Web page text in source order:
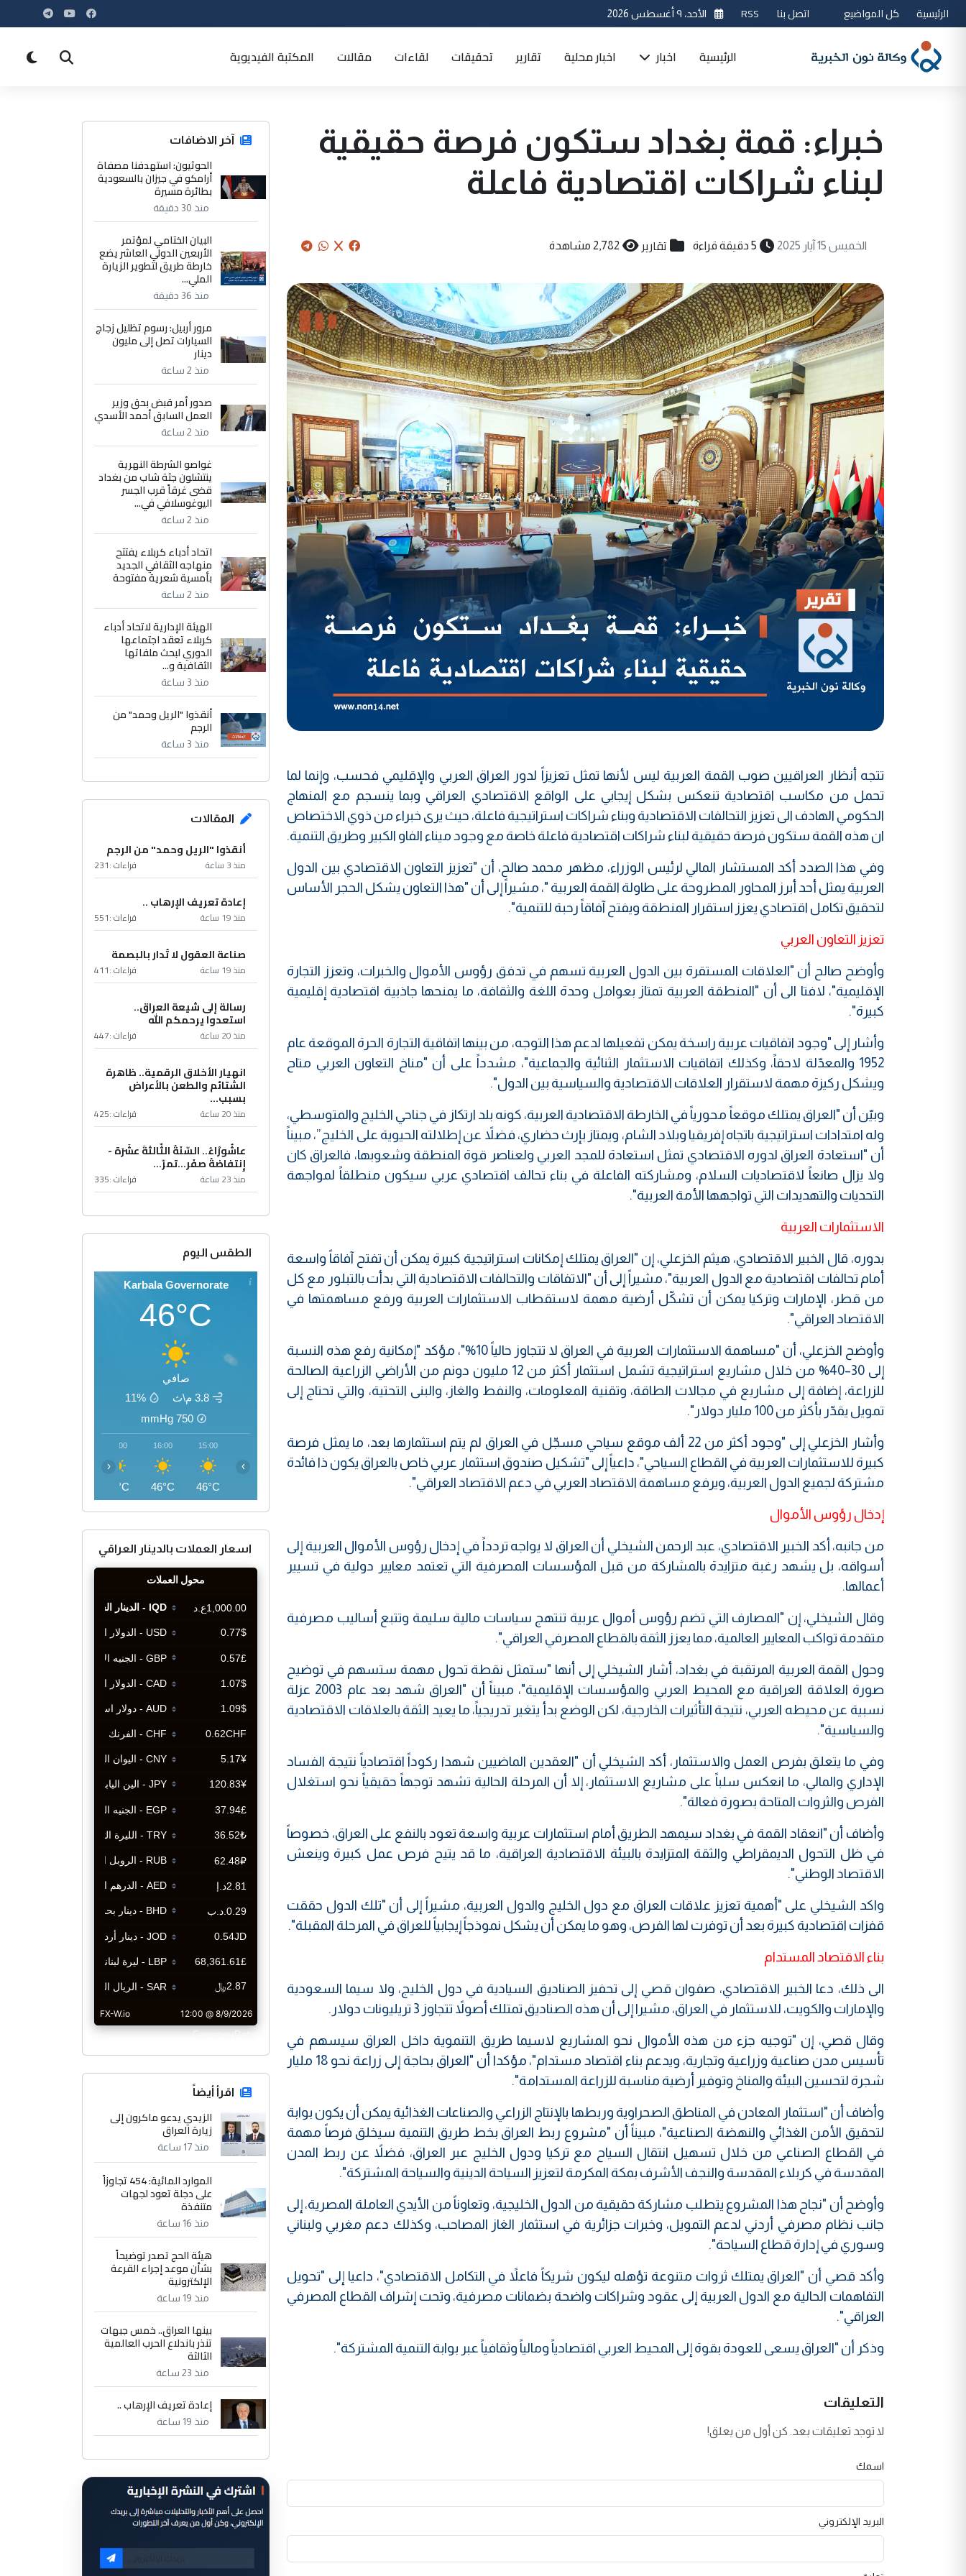
الرئيسية كل المواضيع اتصل بنا RSS الأحد، ٩ أغسطس 2026
الرئيسية اخبار اخبار محلية تقارير تحقيقات لقاءات مقالات المكتبة الفيديوية
خبراء: قمة بغداد ستكون فرصة حقيقية
لبناء شراكات اقتصادية فاعلة
الخميس 15 آيار 2025 5 دقيقة قراءة تقارير 2,782 مشاهدة
تتجه أنظار العراقيين صوب القمة العربية ليس لأنها تمثل تعزيزاً لدور العراق العربي والإقليمي فحسب، وإنما لما
تحمل من مكاسب اقتصادية تنعكس بشكل إيجابي على الواقع الاقتصادي العراقي وبما ينسجم مع المنهاج
الحكومي الهادف الى تعزيز التحالفات الاقتصادية وبناء شراكات استراتيجية فاعلة، حيث يرى خبراء من ذوي الاختصاص
ان هذه القمة ستكون فرصة حقيقية لبناء شراكات اقتصادية فاعلة خاصة مع وجود ميناء الفاو الكبير وطريق التنمية.
وفي هذا الصدد أكد المستشار المالي لرئيس الوزراء، مظهر محمد صالح، أن "تعزيز التعاون الاقتصادي بين الدول
العربية يمثل أحد أبرز المحاور المطروحة على طاولة القمة العربية "، مشيراً إلى أن "هذا التعاون يشكل الحجر الأساس
لتحقيق تكامل اقتصادي يعزز استقرار المنطقة ويفتح آفاقاً رحبة للتنمية".
تعزيز التعاون العربي
وأوضح صالح أن "العلاقات المستقرة بين الدول العربية تسهم في تدفق رؤوس الأموال والخبرات، وتعزز التجارة
الإقليمية"، لافتا الى أن "المنطقة العربية تمتاز بعوامل وحدة اللغة والثقافة، ما يمنحها جاذبية اقتصادية إقليمية
كبيرة".
وأشار إلى "وجود اتفاقيات عربية راسخة يمكن تفعيلها لدعم هذا التوجه، من بينها اتفاقية التجارة الحرة الموقعة عام
1952 والمعدّلة لاحقاً، وكذلك اتفاقيات الاستثمار الثنائية والجماعية"، مشدداً على أن "مناخ التعاون العربي متاح
ويشكل ركيزة مهمة لاستقرار العلاقات الاقتصادية والسياسية بين الدول".
وبيّن أن "العراق يمتلك موقعاً محورياً في الخارطة الاقتصادية العربية، كونه بلد ارتكاز في جناحي الخليج والمتوسطي،
وله امتدادات استراتيجية باتجاه إفريقيا وبلاد الشام، ويمتاز بإرث حضاري، فضلاً عن إطلالته الحيوية على الخليج”، مبيناً
أن "استعادة العراق لدوره الاقتصادي تمثل استعادة للمجد العربي ولعناصر قوة المنطقة وشعوبها، فالعراق كان
ولا يزال صانعاً لاقتصاديات السلام، ومشاركته الفاعلة في بناء تحالف اقتصادي عربي سيكون منطلقاً لمواجهة
التحديات والتهديدات التي تواجهها الأمة العربية".
الاستثمارات العربية
بدوره، قال الخبير الاقتصادي، هيثم الخزعلي، إن "العراق يمتلك إمكانات استراتيجية كبيرة يمكن أن تفتح آفاقاً واسعة
أمام تحالفات اقتصادية مع الدول العربية"، مشيراً إلى أن "الاتفاقات والتحالفات الاقتصادية التي بدأت بالتبلور مع كل
من قطر، الإمارات وتركيا يمكن أن تشكّل أرضية مهمة لاستقطاب الاستثمارات العربية ورفع مساهمتها في
الاقتصاد العراقي".
وأوضح الخزعلي، أن "مساهمة الاستثمارات العربية في العراق لا تتجاوز حالياً 10%"، مؤكد "إمكانية رفع هذه النسبة
إلى 30–40% من خلال مشاريع استراتيجية تشمل استثمار أكثر من 12 مليون دونم من الأراضي الزراعية الصالحة
للزراعة، إضافة إلى مشاريع في مجالات الطاقة، وتقنية المعلومات، والنفط والغاز، والبنى التحتية، والتي تحتاج إلى
تمويل يقدّر بأكثر من 100 مليار دولار".
وأشار الخزعلي إلى "وجود أكثر من 22 ألف موقع سياحي مسجّل في العراق لم يتم استثمارها بعد، ما يمثل فرصة
كبيرة للاستثمارات العربية في القطاع السياحي"، داعياً إلى "تشكيل صندوق استثمار عربي خاص بالعراق يكون ذا فائدة
مشتركة لجميع الدول العربية، ويرفع مساهمة الاقتصاد العربي في دعم الاقتصاد العراقي".
إدخال رؤوس الأموال
من جانبه، أكد الخبير الاقتصادي، عبد الرحمن الشيخلي أن العراق لا يواجه تردداً في إدخال رؤوس الأموال العربية إلى
أسواقه، بل يشهد رغبة متزايدة بالمشاركة من قبل المؤسسات المصرفية التي تعتمد معايير دولية في تسيير
أعمالها.
وقال الشيخلي، إن "المصارف التي تضم رؤوس أموال عربية تنتهج سياسات مالية سليمة وتتبع أساليب مصرفية
متقدمة تواكب المعايير العالمية، مما يعزز الثقة بالقطاع المصرفي العراقي".
وحول القمة العربية المرتقبة في بغداد، أشار الشيخلي إلى أنها "ستمثل نقطة تحول مهمة ستسهم في توضيح
صورة العلاقة العراقية مع المحيط العربي والمؤسسات الإقليمية"، مبيناً أن "العراق شهد بعد عام 2003 عزلة
نسبية عن محيطه العربي، نتيجة التأثيرات الخارجية، لكن الوضع بدأ يتغير تدريجياً، ما يعيد الثقة بالعلاقات الاقتصادية
والسياسية".
وفي ما يتعلق بفرص العمل والاستثمار، أكد الشيخلي أن "العقدين الماضيين شهدا ركوداً اقتصادياً نتيجة الفساد
الإداري والمالي، ما انعكس سلباً على مشاريع الاستثمار، إلا أن المرحلة الحالية تشهد توجهاً حقيقياً نحو استغلال
الفرص والثروات المتاحة بصورة فعالة".
وأضاف أن "انعقاد القمة في بغداد سيمهد الطريق أمام استثمارات عربية واسعة تعود بالنفع على العراق، خصوصاً
في ظل التحول الديمقراطي والثقة المتزايدة بالبيئة الاقتصادية العراقية، ما قد يتيح فرص عمل كبيرة وينعش
الاقتصاد الوطني".
واكد الشيخلي على "أهمية تعزيز علاقات العراق مع دول الخليج والدول العربية، مشيراً إلى أن "تلك الدول حققت
قفزات اقتصادية كبيرة بعد أن توفرت لها الفرص، وهو ما يمكن أن يشكل نموذجاً إيجابياً للعراق في المرحلة المقبلة".
بناء الاقتصاد المستدام
الى ذلك، دعا الخبير الاقتصادي، صفوان قصي إلى تحفيز الصناديق السيادية في دول الخليج، ولا سيما السعودية
والإمارات والكويت، للاستثمار في العراق، مشيرا إلى أن هذه الصناديق تمتلك أصولاً تتجاوز 3 تريليونات دولار.
وقال قصي، إن "توجيه جزء من هذه الأموال نحو المشاريع لاسيما طريق التنموية داخل العراق سيسهم في
تأسيس مدن صناعية وزراعية وتجارية، ويدعم بناء اقتصاد مستدام"، مؤكدا أن "العراق بحاجة إلى زراعة نحو 18 مليار
شجرة لتحسين البيئة والمناخ وتوفير أرضية مناسبة للزراعة المستدامة".
وأضاف أن "استثمار المعادن في المناطق الصحراوية وربطها بالإنتاج الزراعي والصناعات الغذائية يمكن أن يكون بوابة
لتحقيق الأمن الغذائي والنهضة الصناعية"، مبيناً أن "مشروع ربط العراق بخط طريق التنمية سيخلق فرصاً مهمة
في القطاع الصناعي من خلال تسهيل انتقال السياح مع تركيا ودول الخليج عبر العراق، فضلاً عن ربط المدن
المقدسة في كربلاء المقدسة والنجف الأشرف بمكة المكرمة لتعزيز السياحة الدينية والسياحة المشتركة".
وأوضح أن "نجاح هذا المشروع يتطلب مشاركة حقيقية من الدول الخليجية، وتعاوناً من الأيدي العاملة المصرية، إلى
جانب نظام مصرفي أردني لدعم التمويل، وخبرات جزائرية في استثمار الغاز المصاحب، وكذلك دعم مغربي ولبناني
وسوري في إدارة قطاع السياحة".
وأكد قصي أن "العراق يمتلك ثروات متنوعة تؤهله ليكون شريكاً فاعلاً في التكامل الاقتصادي"، داعيا إلى "تحويل
التفاهمات الحالية مع الدول العربية إلى عقود وشراكات واضحة بضمانات مصرفية، وتحت إشراف القطاع المصرفي
العراقي".
وذكر أن "العراق يسعى للعودة بقوة إلى المحيط العربي اقتصادياً ومالياً وثقافياً عبر بوابة التنمية المشتركة".
التعليقات
لا توجد تعليقات بعد. كن أول من يعلق!
اسمك
البريد الإلكتروني
آخر الاضافات
الحوثيون: استهدفنا مصفاة
أرامكو في جيزان بالسعودية
بطائرة مسيرة
منذ 30 دقيقة
البيان الختامي لمؤتمر
الأربعين الدولي العاشر يضع
خارطة طريق لتطوير الزيارة
الملي...
منذ 36 دقيقة
مرور أربيل: رسوم تظليل زجاج
السيارات تصل إلى مليون
دينار
منذ 2 ساعة
صدور أمر قبض بحق وزير
العمل السابق أحمد الأسدي
منذ 2 ساعة
غواصو الشرطة النهرية
ينتشلون جثة شاب من بغداد
قضى غرقاً قرب الجسر
اليوغوسلافي في...
منذ 2 ساعة
اتحاد أدباء كربلاء يفتتح
منهاجه الثقافي الجديد
بأمسية شعرية مفتوحة
منذ 2 ساعة
الهيئة الإدارية لاتحاد أدباء
كربلاء تعقد اجتماعها
الدوري لبحث ملفاتها
الثقافية و...
منذ 3 ساعة
أنقذوا "الريل وحمد" من
الرجم
منذ 3 ساعة
المقالات
أنقذوا "الريل وحمد" من الرجم
منذ 3 ساعة قراءات :231
إعادة تعريف الإرهاب ..
منذ 19 ساعة قراءات :551
صناعة العقول لا تُدار بالبصمة
منذ 19 ساعة قراءات :411
رسالة إلى شيعة العراق..
استعدوا يرحمكم الله
منذ 20 ساعة قراءات :447
انهيار الأخلاق الرقمية.. ظاهرة
الشتائم والطعن بالأعراض
بسبب...
منذ 20 ساعة قراءات :425
عاشُورْاءُ.. السّنَةُ الثّالثةَ عشَرَة -
إِنتفاضةُ صفَر…تمرّ...
منذ 23 ساعة قراءات :335
الطقس اليوم
Karbala Governorate
46°C
صافي
3.8 م\ث
11%
750
mmHg
15:00
46°C
16:00
46°C
17:00
46°C
‹ ›
اسعار العملات بالدينار العراقي
CurrencyRate
اقرأ أيضاً
الزيدي يدعو ماكرون إلى
زيارة العراق
منذ 17 ساعة
الموارد المائية: 454 تجاوزاً
على دجلة تعود لجهات
متنفذة
منذ 16 ساعة
هيئة الحج تصدر توضيحاً
بشأن موعد إجراء القرعة
الإلكترونية
منذ 19 ساعة
بينها العراق.. خمس جبهات
تنذر باندلاع الحرب العالمية
الثالثة
منذ 23 ساعة
إعادة تعريف الإرهاب ..
منذ 19 ساعة